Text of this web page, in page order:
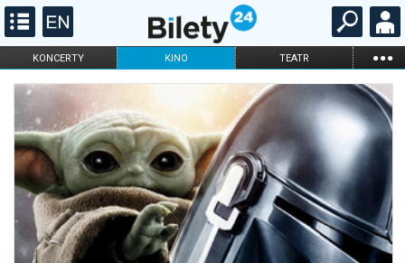
KONCERTY KINO TEATR ...
FILHARMONIA OPERA I BALET
STAND-UP
DLA DZIECI